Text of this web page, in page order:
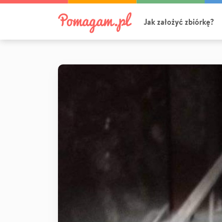
Jak założyć zbiórkę?